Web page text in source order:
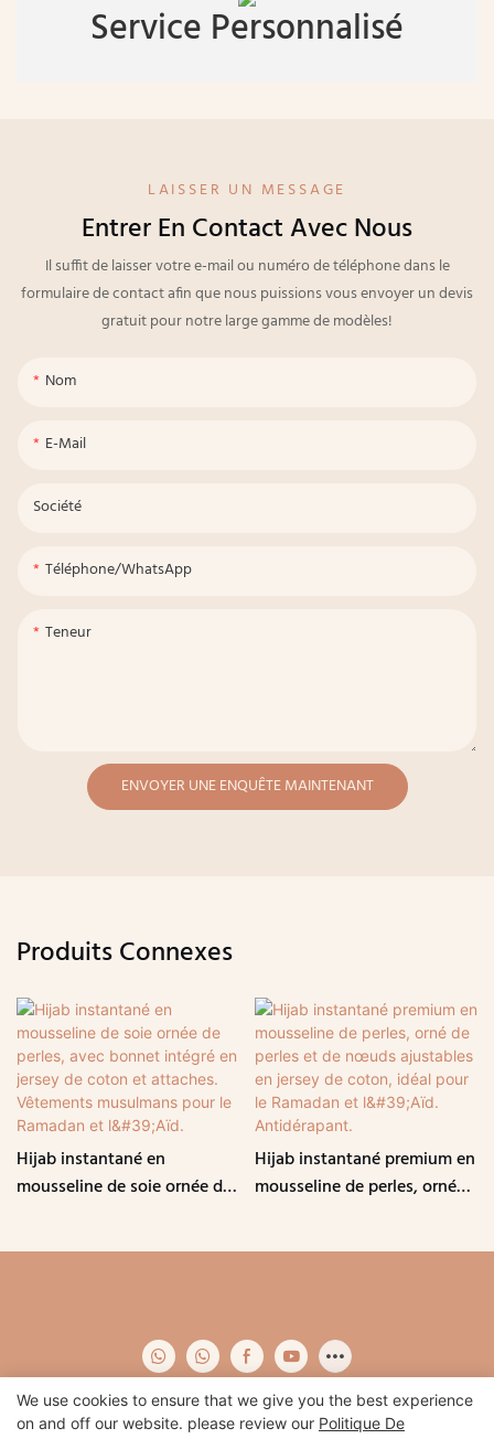
Service Personnalisé
LAISSER UN MESSAGE
Entrer En Contact Avec Nous
Il suffit de laisser votre e-mail ou numéro de téléphone dans le
formulaire de contact afin que nous puissions vous envoyer un devis
gratuit pour notre large gamme de modèles!
Nom
E-Mail
Société
Téléphone/WhatsApp
Teneur
ENVOYER UNE ENQUÊTE MAINTENANT
Produits Connexes
Hijab instantané en
mousseline de soie ornée de
Hijab instantané premium en
mousseline de perles, orné
We use cookies to ensure that we give you the best experience
on and off our website. please review our Politique De